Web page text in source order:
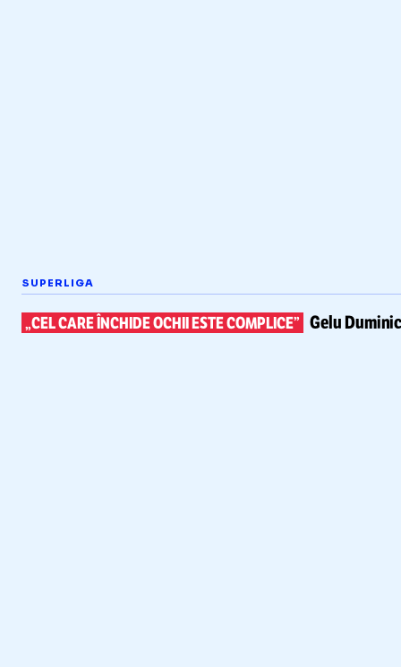
SUPERLIGA
„CEL CARE ÎNCHIDE OCHII ESTE COMPLICE” Gelu